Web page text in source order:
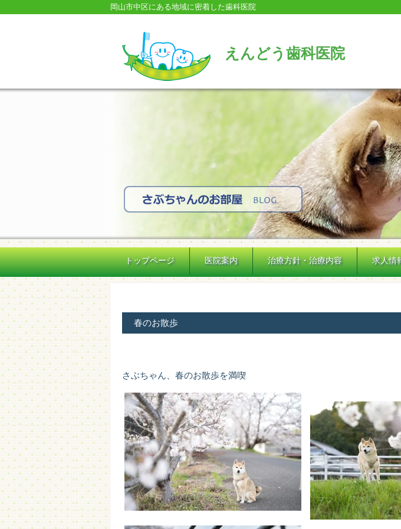
岡山市中区にある地域に密着した歯科医院
えんどう歯科医院
トップページ 医院案内 治療方針・治療内容 求人情
春のお散歩
さぶちゃん、春のお散歩を満喫